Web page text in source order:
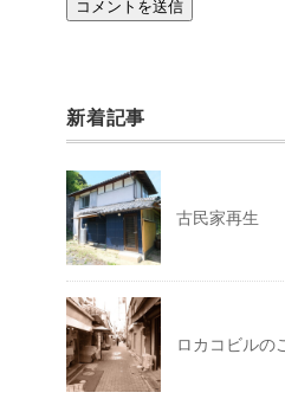
新着記事
古民家再生
ロカコビルの